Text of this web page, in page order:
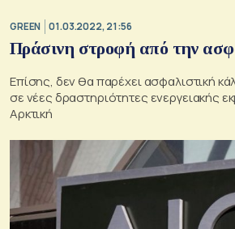
GREEN 01.03.2022, 21:56
Πράσινη στροφή από την
Επίσης, δεν θα παρέχει ασφαλιστική
σε νέες δραστηριότητες ενεργειακής
Αρκτική